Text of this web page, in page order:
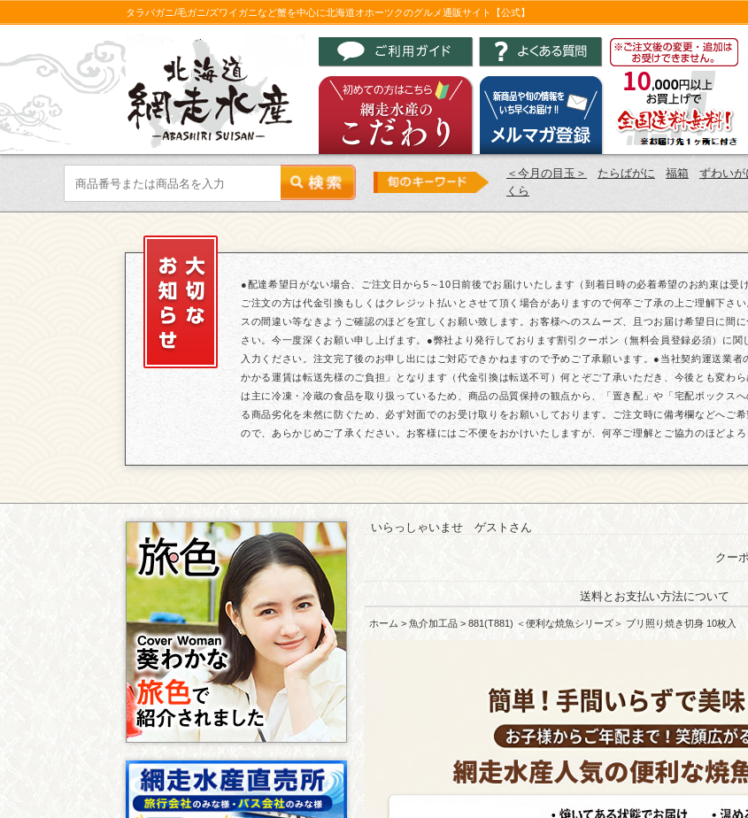
タラバガニ/毛ガニ/ズワイガニなど蟹を中心に北海道オホーツクのグルメ通販サイト【公式】
＜今月の目玉＞ たらばがに 福箱 ずわいが
くら
●配達希望日がない場合、ご注文日から5～10日前後でお届けいたします（到着日時の必着希望のお約束は受
ご注文の方は代金引換もしくはクレジット払いとさせて頂く場合がありますので何卒ご了承の上ご理解下さ
スの間違い等なきようご確認のほどを宜しくお願い致します。お客様へのスムーズ、且つお届け希望日に間
さい。今一度深くお願い申し上げます。●弊社より発行しております割引クーポン（無料会員登録必須）に
入力ください。注文完了後のお申し出にはご対応できかねますので予めご了承願います。●当社契約運送業
かかる運賃は転送先様のご負担」となります（代金引換は転送不可）何とぞご了承いただき、今後とも変わ
は主に冷凍・冷蔵の食品を取り扱っているため、商品の品質保持の観点から、「置き配」や「宅配ボックス
る商品劣化を未然に防ぐため、必ず対面でのお受け取りをお願いしております。ご注文時に備考欄などへご
ので、あらかじめご了承ください。お客様にはご不便をおかけいたしますが、何卒ご理解とご協力のほどよろ
いらっしゃいませ ゲストさん
クー
送料とお支払い方法について
ホーム > 魚介加工品 > 881(T881) ＜便利な焼魚シリーズ＞ ブリ照り焼き切身 10枚入